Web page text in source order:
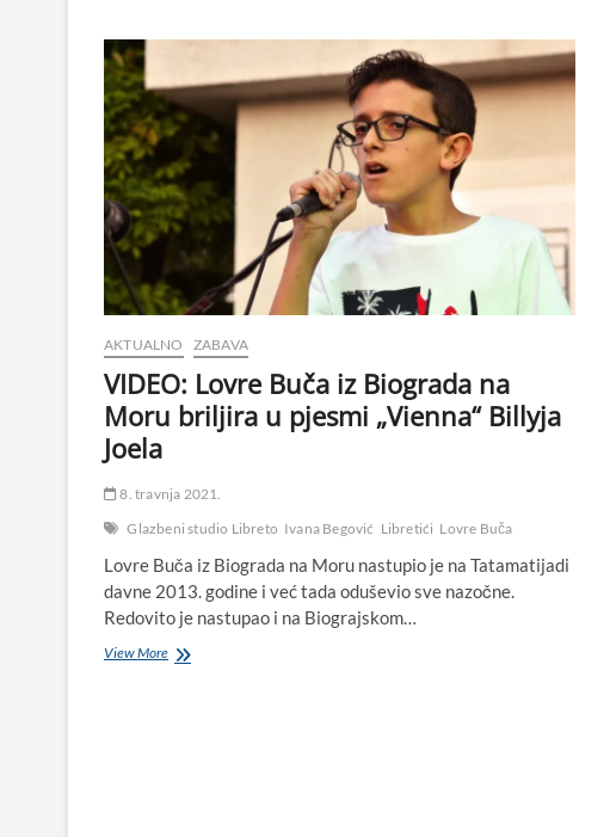
AKTUALNO ZABAVA
VIDEO: Lovre Buča iz Biograda na
Moru briljira u pjesmi „Vienna“ Billyja
Joela
8. travnja 2021.
Glazbeni studio Libreto Ivana Begović Libretići Lovre Buča
Lovre Buča iz Biograda na Moru nastupio je na Tatamatijadi
davne 2013. godine i već tada oduševio sve nazočne.
Redovito je nastupao i na Biograjskom…
View MoreVIDEO: